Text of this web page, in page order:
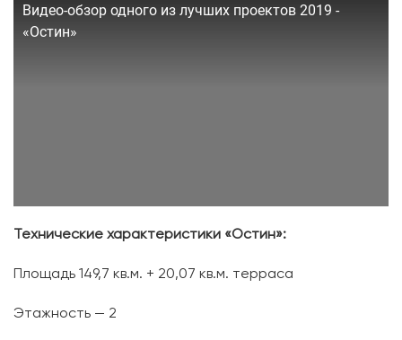
Видео-обзор одного из лучших проектов 2019 -
«Остин»
Технические характеристики «Остин»:
Площадь 149,7 кв.м. + 20,07 кв.м. терраса
Этажность — 2